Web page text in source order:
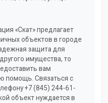
«Скат» предлагает
объектов в городе
защита для
имущества, то
вам
помощь. Связаться с
+7 (845) 244-61-
объект нуждается в